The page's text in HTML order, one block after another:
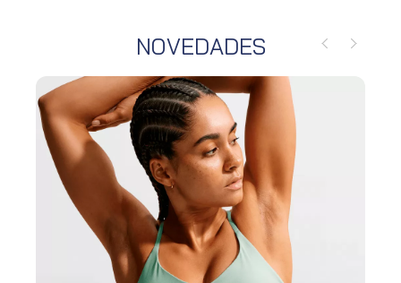
NOVEDADES